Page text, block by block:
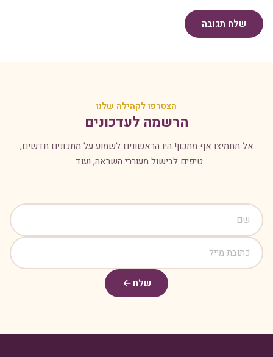
שלח תגובה
הצטרפו לקהילה שלנו
הרשמה לעדכונים
אל תחמיצו אף מתכון! היו הראשונים לשמוע על מתכונים חדשים,
טיפים לבישול מעוררי השראה, ועוד...
שלח